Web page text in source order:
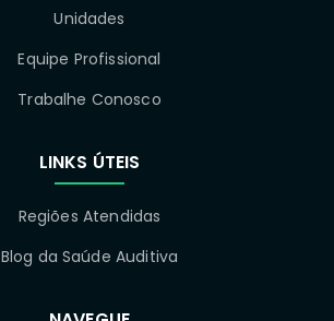
Unidades
Equipe Profissional
Trabalhe Conosco
LINKS ÚTEIS
Regiões Atendidas
Blog da Saúde Auditiva